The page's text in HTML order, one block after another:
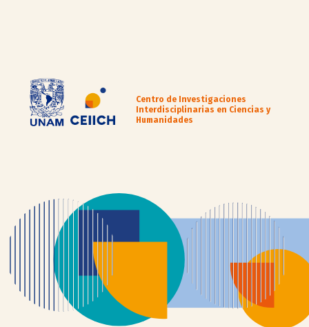
Centro de Investigaciones
Interdisciplinarias en Ciencias y
Humanidades